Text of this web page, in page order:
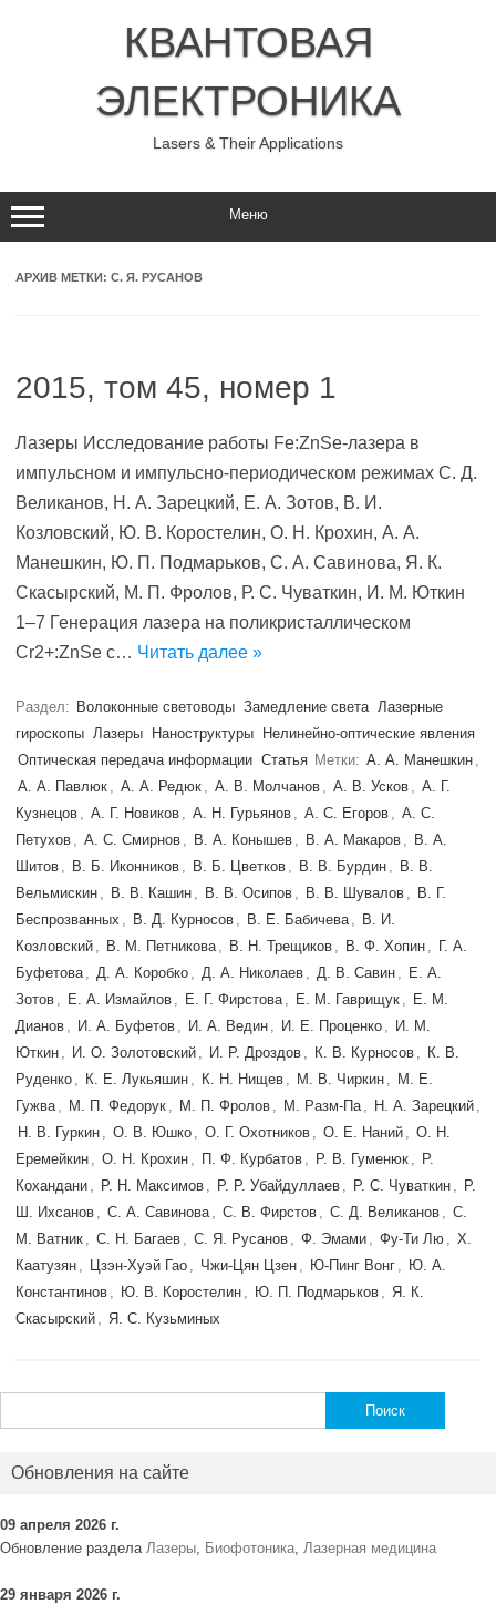
КВАНТОВАЯ
ЭЛЕКТРОНИКА
Lasers & Their Applications
Меню
АРХИВ МЕТКИ: С. Я. РУСАНОВ
2015, том 45, номер 1
Лазеры Исследование работы Fe:ZnSe-лазера в
импульсном и импульсно-периодическом режимах С. Д.
Великанов, Н. А. Зарецкий, Е. А. Зотов, В. И.
Козловский, Ю. В. Коростелин, О. Н. Крохин, А. А.
Манешкин, Ю. П. Подмарьков, С. А. Савинова, Я. К.
Скасырский, М. П. Фролов, Р. С. Чуваткин, И. М. Юткин
1–7 Генерация лазера на поликристаллическом
Cr2+:ZnSe с… Читать далее »
Раздел: Волоконные световоды Замедление света Лазерные
гироскопы Лазеры Наноструктуры
Нелинейно-оптические явления
Оптическая передача информации Статья Метки: А. А. Манешкин ,
А. А. Павлюк , А. А. Редюк , А. В. Молчанов , А. В. Усков , А. Г.
Кузнецов , А. Г. Новиков , А. Н. Гурьянов , А. С. Егоров , А. С.
Петухов , А. С. Смирнов , В. А. Конышев , В. А. Макаров , В. А.
Шитов , В. Б. Иконников , В. Б. Цветков , В. В. Бурдин , В. В.
Вельмискин , В. В. Кашин , В. В. Осипов , В. В. Шувалов , В. Г.
Беспрозванных , В. Д. Курносов , В. Е. Бабичева , В. И.
Козловский , В. М. Петникова , В. Н. Трещиков , В. Ф. Хопин , Г. А.
Буфетова , Д. А. Коробко , Д. А. Николаев , Д. В. Савин , Е. А.
Зотов , Е. А. Измайлов , Е. Г. Фирстова , Е. М. Гаврищук , Е. М.
Дианов , И. А. Буфетов , И. А. Ведин , И. Е. Проценко , И. М.
Юткин , И. О. Золотовский , И. Р. Дроздов , К. В. Курносов , К. В.
Руденко , К. Е. Лукьяшин , К. Н. Нищев , М. В. Чиркин , М. Е.
Гужва , М. П. Федорук , М. П. Фролов , М. Разм-Па , Н. А. Зарецкий ,
Н. В. Гуркин , О. В. Юшко , О. Г. Охотников , О. Е. Наний , О. Н.
Еремейкин , О. Н. Крохин , П. Ф. Курбатов , Р. В. Гуменюк , Р.
Кохандани , Р. Н. Максимов , Р. Р. Убайдуллаев , Р. С. Чуваткин , Р.
Ш. Ихсанов , С. А. Савинова , С. В. Фирстов , С. Д. Великанов , С.
М. Ватник , С. Н. Багаев , С. Я. Русанов , Ф. Эмами , Фу-Ти Лю , Х.
Каатузян , Цзэн-Хуэй Гао , Чжи-Цян Цзен , Ю-Пинг Вонг , Ю. А.
Константинов , Ю. В. Коростелин , Ю. П. Подмарьков , Я. К.
Скасырский , Я. С. Кузьминых
Обновления на сайте
09 апреля 2026 г.
Обновление раздела Лазеры, Биофотоника, Лазерная медицина
29 января 2026 г.